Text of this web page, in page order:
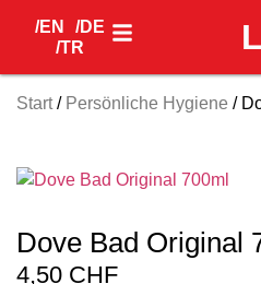
/EN
/DE
/TR
Start/ Persönliche Hygiene /
Dove Bad Original
4,50 CHF